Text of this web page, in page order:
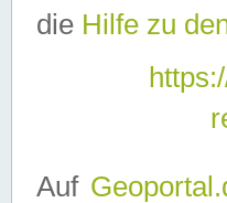
die Hilfe zu
Auf